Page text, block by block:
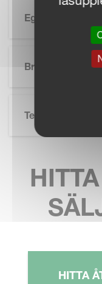
Egenskaper
Broschyr
Teknisk
HITTA